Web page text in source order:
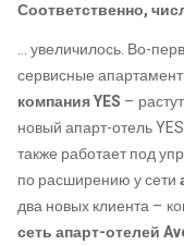
Соответственно,
… увеличилось. Во-
сервисные
компания YES –
новый апарт-отель
также работает под
по расширению у сети
два новых клиента –
сеть апарт-отелей